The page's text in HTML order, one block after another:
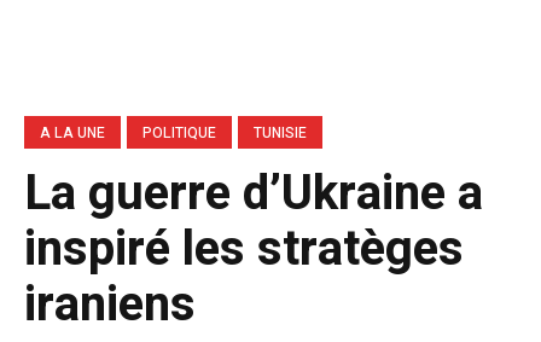
A LA UNE POLITIQUE TUNISIE
La guerre d’Ukraine a
inspiré les stratèges
iraniens